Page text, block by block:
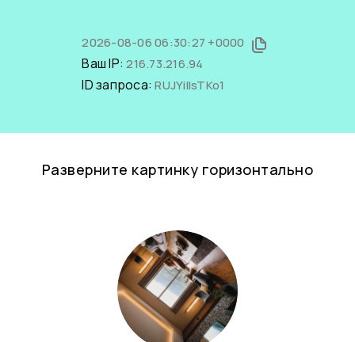
2026-08-06 06:30:27 +0000
Ваш IP:216.73.216.94
ID запроса:RUJYillsTKo1
Разверните картинку горизонтально